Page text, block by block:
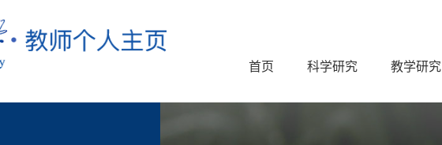
首页 科学研究 教学研究